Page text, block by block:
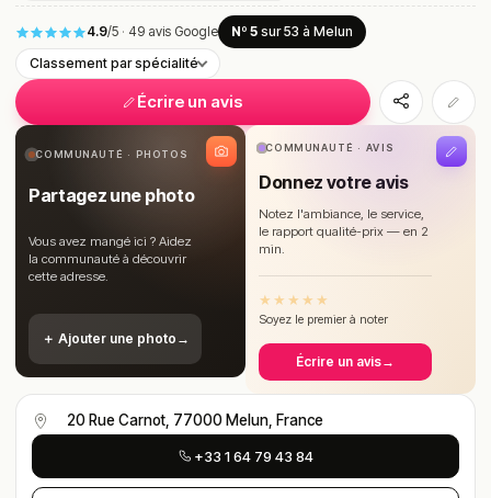
4.9/5 · 49 avis Google Nº 5 sur 53 à Melun
Classement par spécialité
Écrire un avis
COMMUNAUTÉ · PHOTOS
Partagez une photo
Vous avez mangé ici ? Aidez
la communauté à découvrir
cette adresse.
＋ Ajouter une photo →
COMMUNAUTÉ · AVIS
Donnez votre avis
Notez l'ambiance, le service,
le rapport qualité-prix — en 2
min.
★ ★ ★ ★ ★
Soyez le premier à noter
Écrire un avis→
20 Rue Carnot, 77000 Melun, France
+33 1 64 79 43 84